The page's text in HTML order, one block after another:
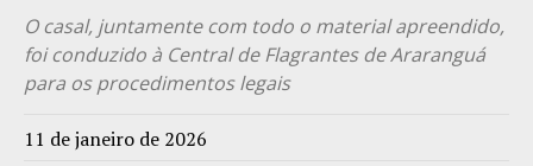
O casal, juntamente com todo o material apreendido,
foi conduzido à Central de Flagrantes de Araranguá
para os procedimentos legais
11 de janeiro de 2026